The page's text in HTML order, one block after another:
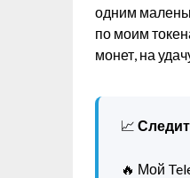
одним
по моим
монет, на
📈
🔥 Мой